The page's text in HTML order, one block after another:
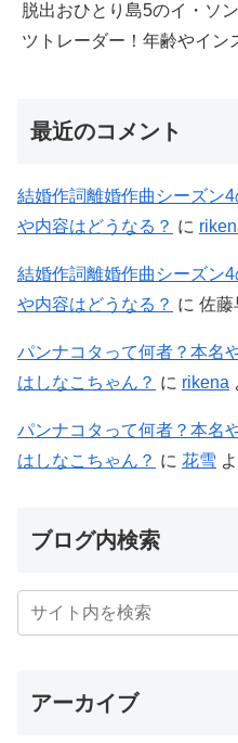
脱出おひとり島5のイ・ソ
ツトレーダー！年齢やイン
最近のコメント
結婚作詞離婚作曲シーズン
や内容はどうなる？ に
結婚作詞離婚作曲シーズン
や内容はどうなる？ に 佐藤
パンナコタって何者？本名
はしなこちゃん？ に rikena
パンナコタって何者？本名
はしなこちゃん？ に 花雪
ブログ内検索
アーカイブ